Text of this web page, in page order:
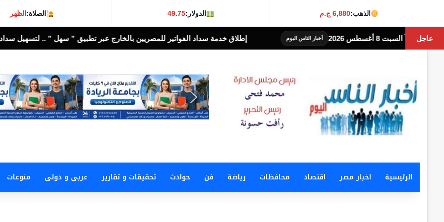
الذهب:6,880 ج.م الدولار:49.75 الصلاة:الظهر
عاجل
أغسطس 2026 أخبار الناس اليوم إطلاق خدمة سداد الفواتير للمصريين بالخارج عبر تطبيق ” سهل ” .. لتسهيل سداد الالتزامات
الرئيسية اخبار مصر اقتصاد محافظات رياضة فن حوادث تحقيقات و تقارير عربى و دولى منوعات